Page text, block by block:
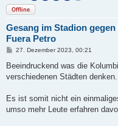
Offline
Gesang im Stadion
Fuera Petro
B
i
r
27. Dezember 2023, 00:21
Beeindruckend was die
verschiedenen Städten
Es ist somit nicht ein
umso mehr Leute erfahren